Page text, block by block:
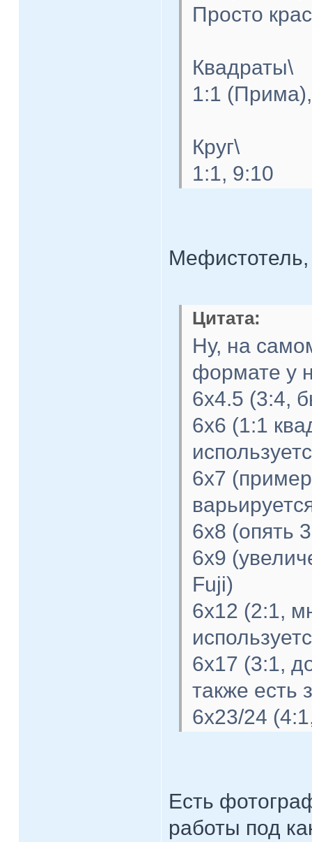
Просто
Квадраты\
1:1
Круг\
1:1, 9:10
Цитата:
Ну, на
формате у
6х4.5 (3:4,
6х6 (1:1
6х7
6х8 (опять
6х9
Fuji)
6х12 (2:1,
6х17 (3:1,
также есть
6х23/24
Есть
работы под